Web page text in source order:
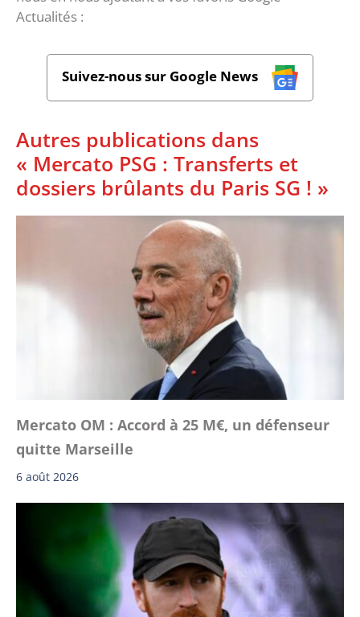
Actualités :
Suivez-nous sur Google News
Autres publications dans
« Mercato PSG : Transferts et
dossiers brûlants du Paris SG ! »
Mercato OM : Accord à 25 M€, un défenseur
quitte Marseille
6 août 2026